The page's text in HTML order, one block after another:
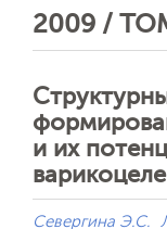
2009 /
и их
варикоцеле
Севергина Э.С.